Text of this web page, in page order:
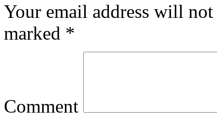
Your email address will
marked *
Comment